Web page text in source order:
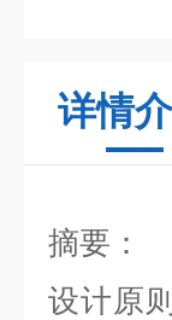
详情
摘要：
设计原